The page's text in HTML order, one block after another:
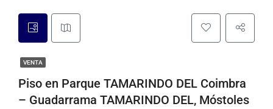
VENTA
Piso en Parque TAMARINDO DEL Coimbra
– Guadarrama TAMARINDO DEL, Móstoles